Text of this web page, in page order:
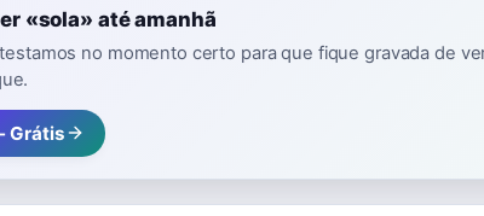
«sola» até amanhã
no momento certo para que fique gravada de
Grátis